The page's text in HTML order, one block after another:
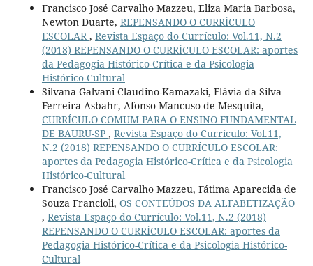
Francisco José Carvalho Mazzeu, Eliza Maria Barbosa,
Newton Duarte, REPENSANDO O CURRÍCULO
ESCOLAR , Revista Espaço do Currículo: Vol.11, N.2
(2018) REPENSANDO O CURRÍCULO ESCOLAR: aportes
da Pedagogia Histórico-Crítica e da Psicologia
Histórico-Cultural
Silvana Galvani Claudino-Kamazaki, Flávia da Silva
Ferreira Asbahr, Afonso Mancuso de Mesquita,
CURRÍCULO COMUM PARA O ENSINO FUNDAMENTAL
DE BAURU-SP , Revista Espaço do Currículo: Vol.11,
N.2 (2018) REPENSANDO O CURRÍCULO ESCOLAR:
aportes da Pedagogia Histórico-Crítica e da Psicologia
Histórico-Cultural
Francisco José Carvalho Mazzeu, Fátima Aparecida de
Souza Francioli, OS CONTEÚDOS DA ALFABETIZAÇÃO
, Revista Espaço do Currículo: Vol.11, N.2 (2018)
REPENSANDO O CURRÍCULO ESCOLAR: aportes da
Pedagogia Histórico-Crítica e da Psicologia Histórico-
Cultural